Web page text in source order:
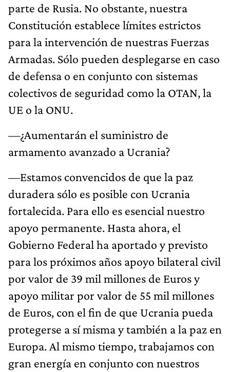
parte de Rusia. No obstante, nuestra
Constitución establece límites estrictos
para la intervención de nuestras Fuerzas
Armadas. Sólo pueden desplegarse en caso
de defensa o en conjunto con sistemas
colectivos de seguridad como la OTAN, la
UE o la ONU.
—¿Aumentarán el suministro de
armamento avanzado a Ucrania?
—Estamos convencidos de que la paz
duradera sólo es posible con Ucrania
fortalecida. Para ello es esencial nuestro
apoyo permanente. Hasta ahora, el
Gobierno Federal ha aportado y previsto
para los próximos años apoyo bilateral civil
por valor de 39 mil millones de Euros y
apoyo militar por valor de 55 mil millones
de Euros, con el fin de que Ucrania pueda
protegerse a sí misma y también a la paz en
Europa. Al mismo tiempo, trabajamos con
gran energía en conjunto con nuestros